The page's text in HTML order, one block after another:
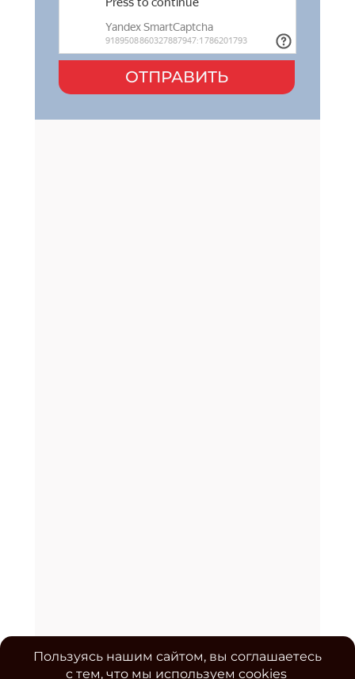
ОТПРАВИТЬ
Пользуясь нашим сайтом, вы соглашаетесь
с тем, что мы используем cookies